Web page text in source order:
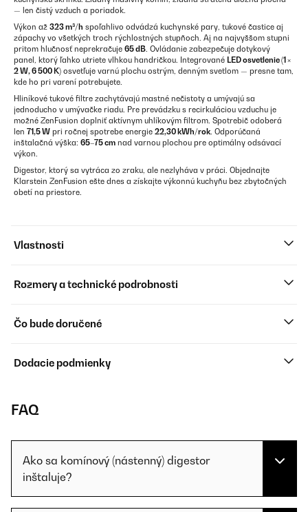
— len čistý vzduch a poriadok.
Výkon až 323 m³/h spoľahlivo odvádzá kuchynské pary, tukové častice aj
zápachy vo všetkých troch rýchlostných stupňoch. Aj na najvyššom stupni
pritom hlučnosť neprekračuje 65 dB. Ovládanie zabezpečuje dotykový
panel, ktorý ľahko utriete vlhkou handričkou. Integrované LED osvetlenie (1 ×
2 W, 6 500 K) osvetľuje varnú plochu ostrým, denným svetlom — presne tam,
kde ho pri varení potrebujete.
Hliníkové tukové filtre zachytávajú mastné nečistoty a umývajú sa
jednoducho v umývačke riadu. Pre prevádzku s recirkuláciou vzduchu je
možné ZenFusion doplniť aktívnym uhlíkovým filtrom. Spotrebič odoberá
len 71,5 W pri ročnej spotrebe energie 22,30 kWh/rok. Odporúčaná
inštalačná výška: 65–75 cm nad varnou plochou pre optimálny odsávací
výkon.
Digestor, ktorý sa vytráca zo zraku, ale nezlyháva v práci. Objednajte
Klarstein ZenFusion ešte dnes a získajte výkonnú kuchyňu bez zbytočných
obetí na priestore.
Vlastnosti
Rozmery a technické podrobnosti
Čo bude doručené
Dodacie podmienky
FAQ
Ako sa komínový (nástenný) digestor
inštaluje?